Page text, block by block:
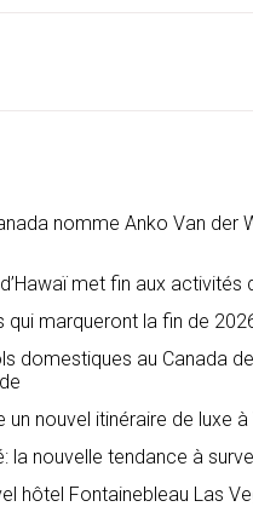
nomme Anko Van
met fin aux
qui marqueront la fin de
domestiques au Canada
un nouvel itinéraire de luxe
la nouvelle tendance à
hôtel Fontainebleau Las